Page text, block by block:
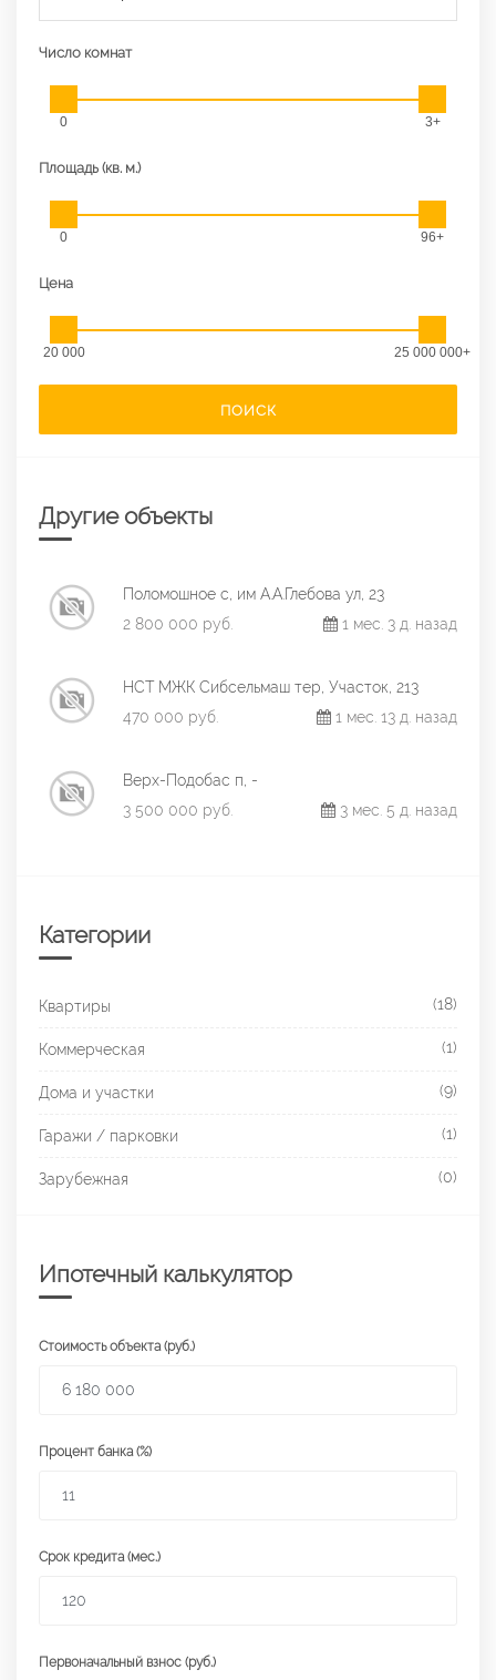
Число комнат
0 3+
Площадь (кв. м.)
0 96+
Цена
20 000 25 000 000+
ПОИСК
Другие объекты
Поломошное с, им А.А.Глебова ул, 23
2 800 000 руб.
1 мес. 3 д. назад
НСТ МЖК Сибсельмаш тер, Участок, 213
470 000 руб.
1 мес. 13 д. назад
Верх-Подобас п, -
3 500 000 руб.
3 мес. 5 д. назад
Категории
Квартиры (18)
Коммерческая (1)
Дома и участки (9)
Гаражи / парковки (1)
Зарубежная (0)
Ипотечный калькулятор
Стоимость объекта (руб.)
Процент банка (%)
Срок кредита (мес.)
Первоначальный взнос (руб.)